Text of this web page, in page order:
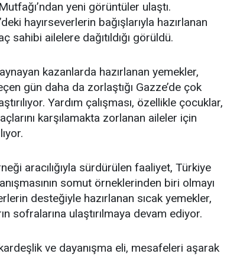
yeni görüntüler ulaştı.
hayırseverlerin bağışlarıyla hazırlanan
sahibi ailelere dağıtıldığı görüldü.
kazanlarda hazırlanan yemekler,
gün daha da zorlaştığı Gazze’de çok
Yardım çalışması, özellikle çocuklar,
karşılamakta zorlanan aileler için
aracılığıyla sürdürülen faaliyet, Türkiye
somut örneklerinden biri olmayı
desteğiyle hazırlanan sıcak yemekler,
sofralarına ulaştırılmaya devam ediyor.
ve dayanışma eli, mesafeleri aşarak